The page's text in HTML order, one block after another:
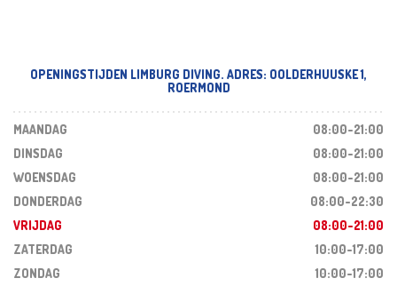
OPENINGSTIJDEN LIMBURG DIVING. ADRES: OOLDERHUUSKE 1,
ROERMOND
MAANDAG
08:00-21:00
DINSDAG
08:00-21:00
WOENSDAG
08:00-21:00
DONDERDAG
08:00-22:30
VRIJDAG
08:00-21:00
ZATERDAG
10:00-17:00
ZONDAG
10:00-17:00